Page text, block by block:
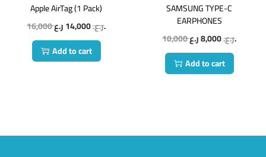
Apple AirTag (1 Pack)
16,000
ر.ع.14,000
ر.ع.
Add to cart
SAMSUNG TYPE-C
EARPHONES
10,000
ر.ع.8,000
ر.ع.
Add to cart